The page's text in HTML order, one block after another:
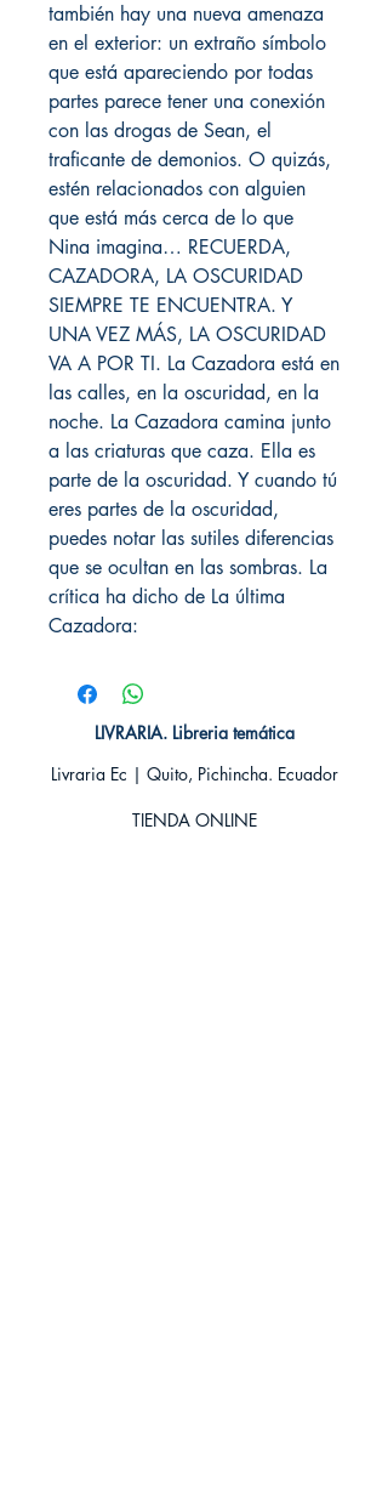
también hay una nueva amenaza
en el exterior: un extraño símbolo
que está apareciendo por todas
partes parece tener una conexión
con las drogas de Sean, el
traficante de demonios. O quizás,
estén relacionados con alguien
que está más cerca de lo que
Nina imagina… RECUERDA,
CAZADORA, LA OSCURIDAD
SIEMPRE TE ENCUENTRA. Y
UNA VEZ MÁS, LA OSCURIDAD
VA A POR TI. La Cazadora está en
las calles, en la oscuridad, en la
noche. La Cazadora camina junto
a las criaturas que caza. Ella es
parte de la oscuridad. Y cuando tú
eres partes de la oscuridad,
puedes notar las sutiles diferencias
que se ocultan en las sombras. La
crítica ha dicho de La última
Cazadora:
LIVRARIA. Libreria temática
Livraria Ec | Quito, Pichincha. Ecuador
TIENDA ONLINE​